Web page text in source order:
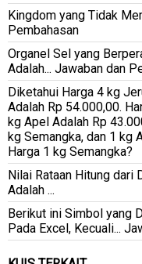
Kingdom yang Tidak
Pembahasan
Organel Sel yang
Adalah... Jawaban dan
Diketahui Harga 4 kg
Adalah Rp 54.000,00.
kg Apel Adalah Rp
kg Semangka, dan 1 kg
Harga 1 kg Semangka?
Nilai Rataan Hitung dari
Adalah ...
Berikut ini Simbol yang
Pada Excel, Kecuali...